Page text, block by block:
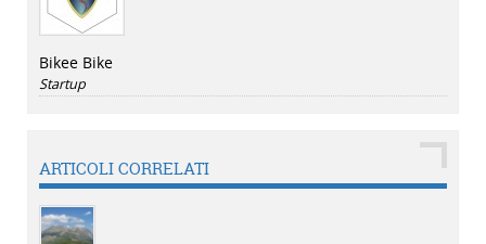
Bikee Bike
Startup
ARTICOLI CORRELATI